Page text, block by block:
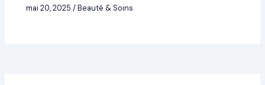
mai 20, 2025/Beauté & Soins